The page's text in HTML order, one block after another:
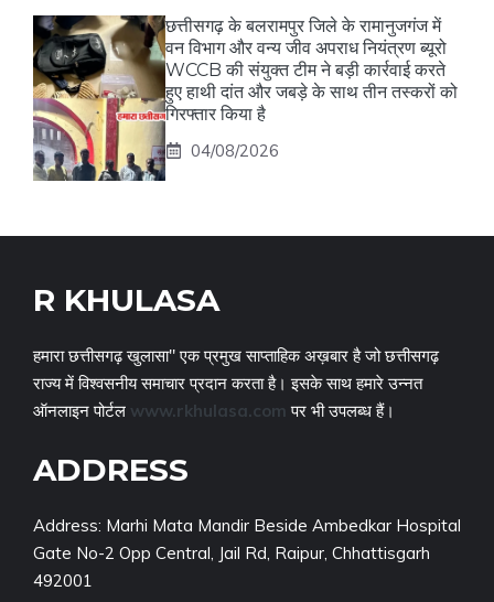
छत्तीसगढ़ के बलरामपुर जिले के रामानुजगंज में
वन विभाग और वन्य जीव अपराध नियंत्रण ब्यूरो
WCCB की संयुक्त टीम ने बड़ी कार्रवाई करते
हुए हाथी दांत और जबड़े के साथ तीन तस्करों को
गिरफ्तार किया है
04/08/2026
R KHULASA
हमारा छत्तीसगढ़ खुलासा" एक प्रमुख साप्ताहिक अख़बार है जो छत्तीसगढ़
राज्य में विश्वसनीय समाचार प्रदान करता है। इसके साथ हमारे उन्नत
ऑनलाइन पोर्टल www.rkhulasa.com पर भी उपलब्ध हैं।
ADDRESS
Address: Marhi Mata Mandir Beside Ambedkar Hospital
Gate No-2 Opp Central, Jail Rd, Raipur, Chhattisgarh
492001